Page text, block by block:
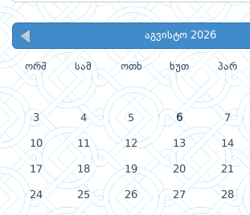
აგვისტო 2026
ორშ სამ ოთხ ხუთ პარ
3 4 5 6 7
10 11 12 13 14
17 18 19 20 21
24 25 26 27 28